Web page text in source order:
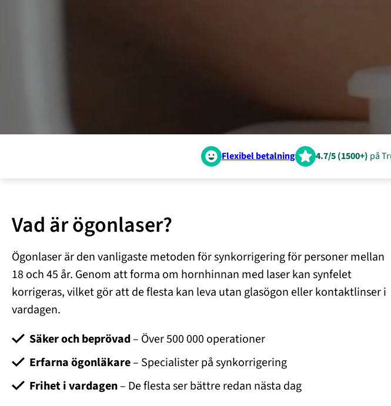
Flexibel betalning 4.7/5 (1500+) på
Vad är ögonlaser?
Ögonlaser är den vanligaste metoden för synkorrigering för personer mellan
18 och 45 år. Genom att forma om hornhinnan med laser kan synfelet
korrigeras, vilket gör att de flesta kan leva utan glasögon eller kontaktlinser i
vardagen.
Säker och beprövad– Över 500 000 operationer
Erfarna ögonläkare– Specialister på synkorrigering
Frihet i vardagen– De flesta ser bättre redan nästa dag